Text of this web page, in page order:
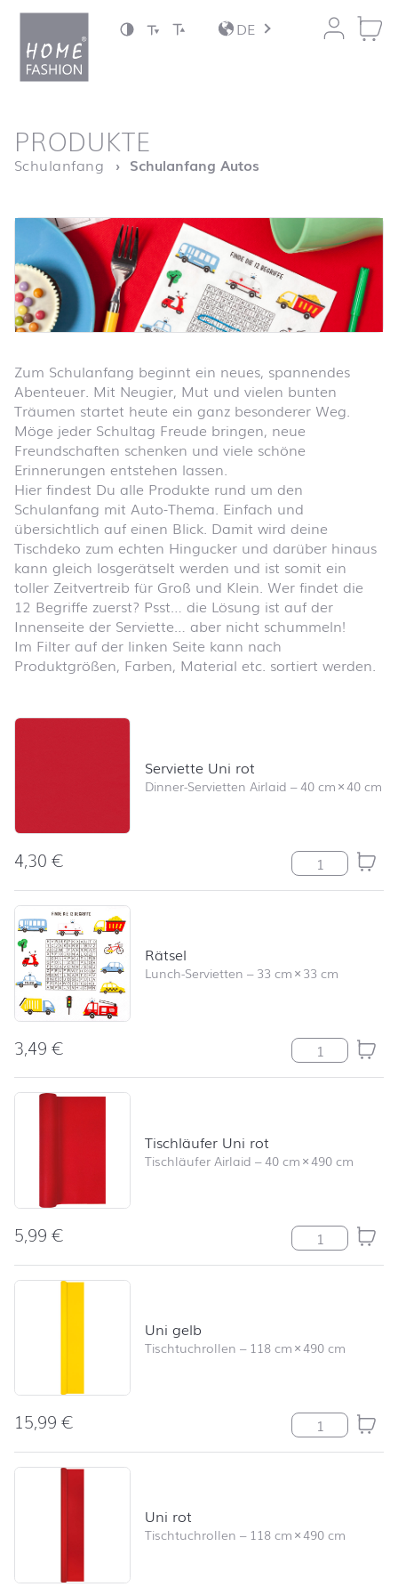
Zum Inhalt springen
DE
Startseite
PRODUKTE
Schulanfang Schulanfang Autos
Zum Schulanfang beginnt ein neues, spannendes
Abenteuer. Mit Neugier, Mut und vielen bunten
Träumen startet heute ein ganz besonderer Weg.
Möge jeder Schultag Freude bringen, neue
Freundschaften schenken und viele schöne
Erinnerungen entstehen lassen.
Hier findest Du alle Produkte rund um den
Schulanfang mit Auto-Thema. Einfach und
übersichtlich auf einen Blick. Damit wird deine
Tischdeko zum echten Hingucker und darüber hinaus
kann gleich losgerätselt werden und ist somit ein
toller Zeitvertreib für Groß und Klein. Wer findet die
12 Begriffe zuerst? Psst… die Lösung ist auf der
Innenseite der Serviette… aber nicht schummeln!
Im Filter auf der linken Seite kann nach
Produktgrößen, Farben, Material etc. sortiert werden.
Produktliste überspringen und zum Filter springen
Serviette Uni rot
Dinner-Servietten Airlaid –40 cm×40 cm
4,30€ Serviette Uni
Rätsel
Lunch-Servietten –33 cm×33 cm
3,49€ Rätsel Menge
Tischläufer Uni rot
Tischläufer Airlaid –40 cm×490 cm
5,99€ Tischläufer
Uni gelb
Tischtuchrollen – 118 cm×490 cm
15,99€ Uni gelb Menge
Uni rot
Tischtuchrollen – 118 cm×490 cm